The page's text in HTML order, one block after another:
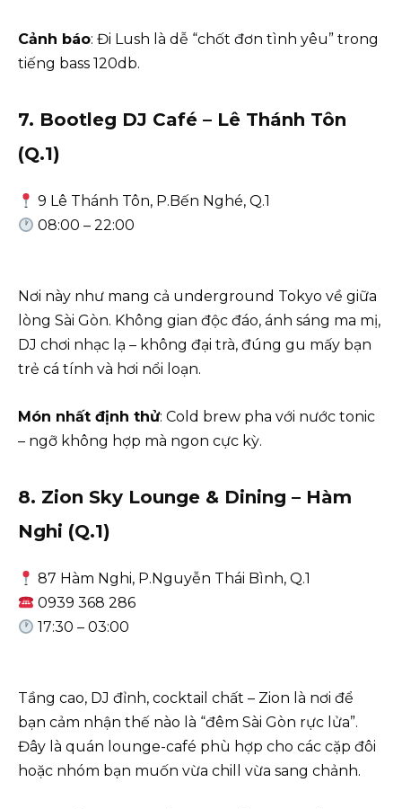
Cảnh báo: Đi Lush là dễ “chốt đơn tình yêu” trong
tiếng bass 120db.
7. Bootleg DJ Café – Lê Thánh Tôn
(Q.1)
9 Lê Thánh Tôn, P.Bến Nghé, Q.1
08:00 – 22:00
Nơi này như mang cả underground Tokyo về giữa
lòng Sài Gòn. Không gian độc đáo, ánh sáng ma mị,
DJ chơi nhạc lạ – không đại trà, đúng gu mấy bạn
trẻ cá tính và hơi nổi loạn.
Món nhất định thử: Cold brew pha với nước tonic
– ngỡ không hợp mà ngon cực kỳ.
8. Zion Sky Lounge & Dining – Hàm
Nghi (Q.1)
87 Hàm Nghi, P.Nguyễn Thái Bình, Q.1
0939 368 286
17:30 – 03:00
Tầng cao, DJ đỉnh, cocktail chất – Zion là nơi để
bạn cảm nhận thế nào là “đêm Sài Gòn rực lửa”.
Đây là quán lounge-café phù hợp cho các cặp đôi
hoặc nhóm bạn muốn vừa chill vừa sang chảnh.